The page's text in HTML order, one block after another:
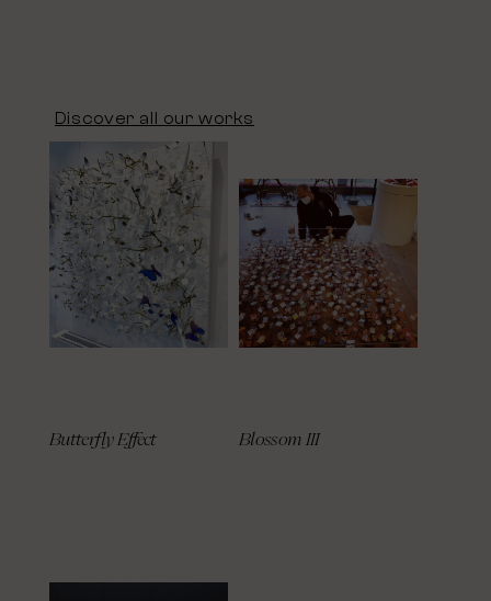
Discover all our works
Butterfly Effect Blossom III